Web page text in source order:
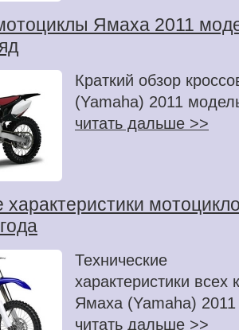
Ямаха 2011
Краткий обзор
(Yamaha) 2011
читать дальше >>
характеристики
Технические
характеристики всех
Ямаха (Yamaha)
читать дальше >>